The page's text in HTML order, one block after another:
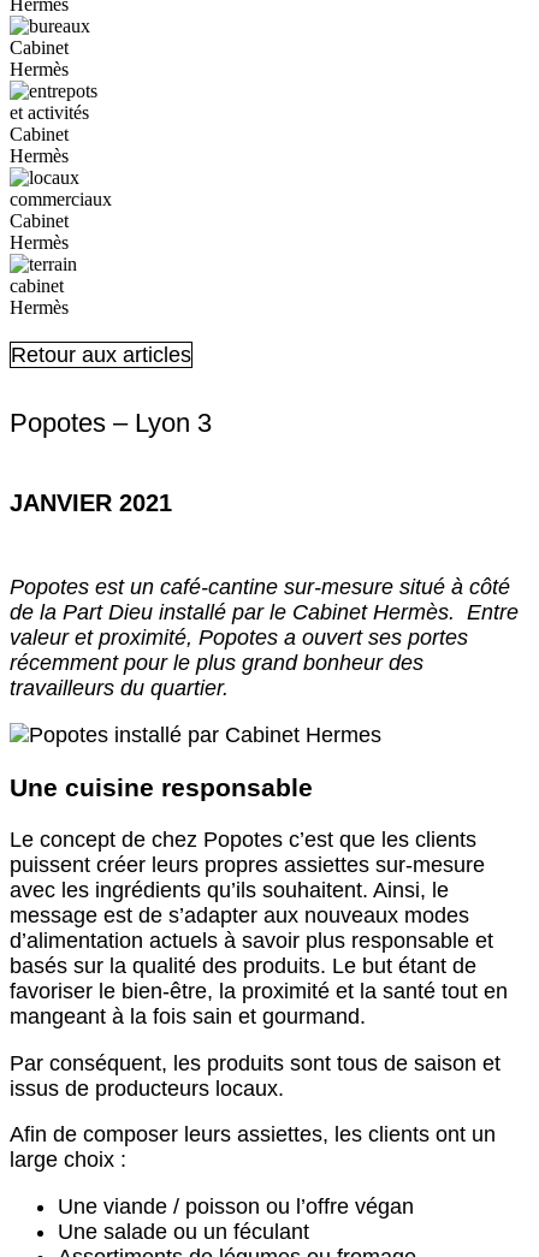
Retour aux articles
Popotes – Lyon 3
JANVIER 2021
Popotes est un café-cantine sur-mesure situé à côté
de la Part Dieu installé par le Cabinet Hermès. Entre
valeur et proximité, Popotes a ouvert ses portes
récemment pour le plus grand bonheur des
travailleurs du quartier.
Une cuisine responsable
Le concept de chez Popotes c’est que les clients
puissent créer leurs propres assiettes sur-mesure
avec les ingrédients qu’ils souhaitent. Ainsi, le
message est de s’adapter aux nouveaux modes
d’alimentation actuels à savoir plus responsable et
basés sur la qualité des produits. Le but étant de
favoriser le bien-être, la proximité et la santé tout en
mangeant à la fois sain et gourmand.
Par conséquent, les produits sont tous de saison et
issus de producteurs locaux.
Afin de composer leurs assiettes, les clients ont un
large choix :
Une viande / poisson ou l’offre végan
Une salade ou un féculant